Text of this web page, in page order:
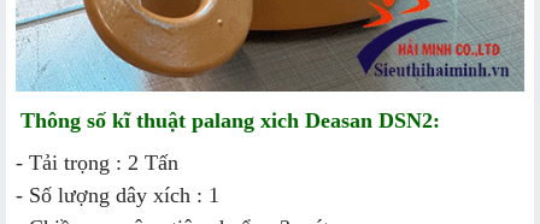
Thông số kĩ thuật palang xich Deasan DSN2:
- Tải trọng : 2 Tấn
- Số lượng dây xích : 1